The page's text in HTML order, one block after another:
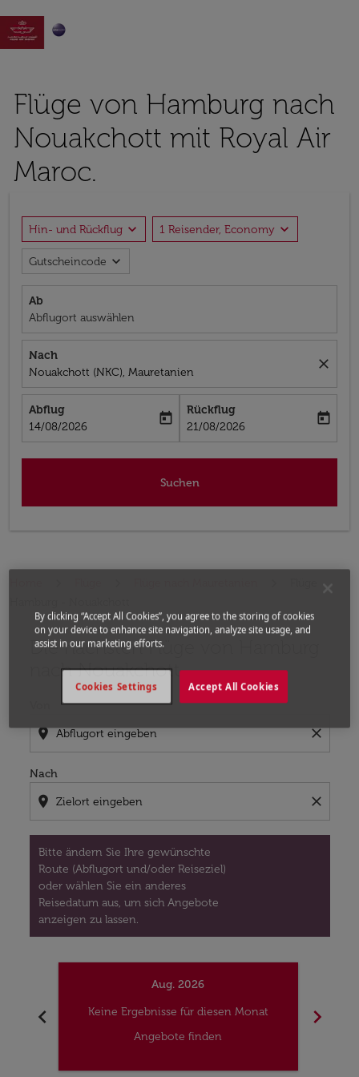

Flüge von Hamburg nach
Nouakchott mit Royal Air
Maroc.
Hin- und Rückflug expand_more 1 Reisender, Economy expand_more
Gutscheincode expand_more
Ab
Abflugort auswählen
Nach
Nouakchott (NKC), Mauretanien
close
Abflug
fc-booking-departure-date-aria-label
14/08/2026
today
Rückflug
fc-booking-return-date-aria-label
21/08/2026
today
Suchen
Die nächsten Flüge von Hamburg
nach Nouakchott
location_on close
Nach
location_on close
Bitte ändern Sie Ihre gewünschte
Route (Abflugort und/oder Reiseziel)
oder wählen Sie ein anderes
Reisedatum aus, um sich Angebote
anzeigen zu lassen.
Bitte ändern Sie Ihre gewünschte Route (Abflugort
chevron_left
Aug. 2026
Keine Ergebnisse für diesen Monat
Angebote finden
chevron_right
By clicking “Accept All Cookies”, you agree to the storing of cookies
on your device to enhance site navigation, analyze site usage, and
assist in our marketing efforts.
Accept All Cookies
Cookies Settings